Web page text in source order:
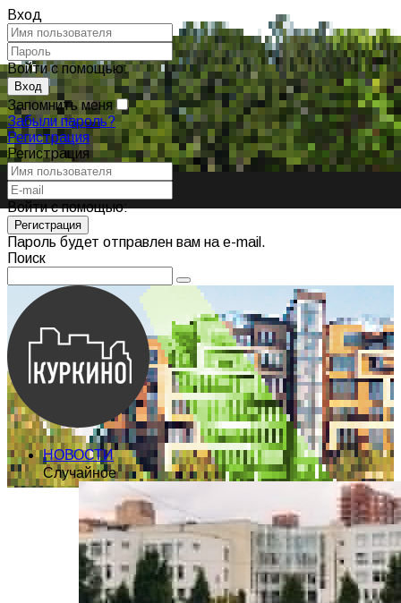
Вход
Войти с помощью:
Запомнить меня
Забыли пароль?
Регистрация
Регистрация
Войти с помощью:
Пароль будет отправлен вам на e-mail.
Поиск
НОВОСТИ
Случайное